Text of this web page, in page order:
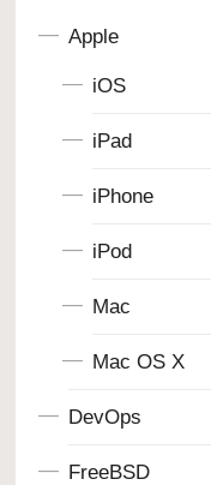
Apple
iOS
iPad
iPhone
iPod
Mac
Mac OS X
DevOps
FreeBSD